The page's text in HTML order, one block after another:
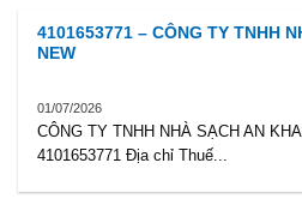
4101653771 – CÔNG TY TNHH
NEW
01/07/2026
CÔNG TY TNHH NHÀ SẠCH AN
4101653771 Địa chỉ Thuế...